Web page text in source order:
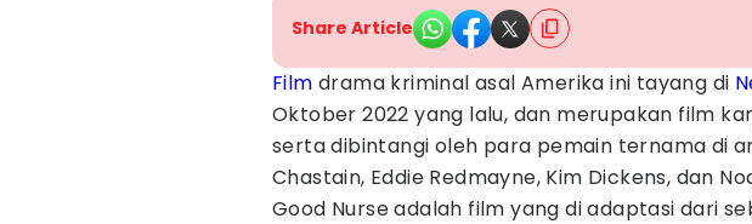
Share Article
Film drama kriminal asal Amerika ini tayang di
Oktober 2022 yang lalu, dan merupakan film
serta dibintangi oleh para pemain ternama di
Chastain, Eddie Redmayne, Kim Dickens, dan
Good Nurse adalah film yang di adaptasi dari